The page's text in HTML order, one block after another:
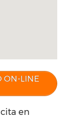
ON-LINE
en